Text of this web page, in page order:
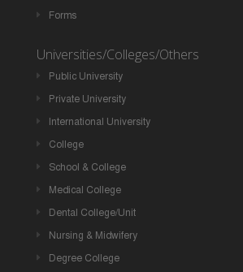
Forms
Universities/Colleges/Others
Public University
Private University
International University
College
School & College
Medical College
Dental College/Unit
Nursing & Midwifery
Degree College